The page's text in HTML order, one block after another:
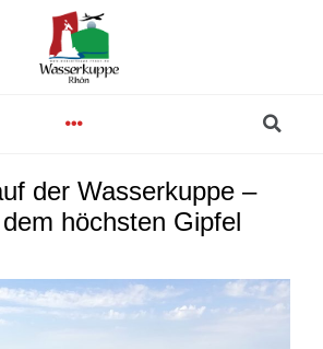
Menu
der Wasserkuppe –
höchsten Gipfel